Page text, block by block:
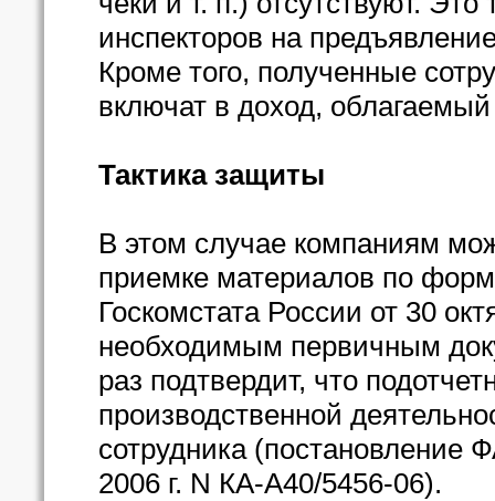
инспекторов на
Кроме того, полученные
включат в доход,
Тактика защиты
В этом случае компаниям
приемке материалов по
Госкомстата России от 30
необходимым первичным
раз подтвердит, что
производственной
сотрудника (постановление
2006 г. N КА-А40/5456-06).